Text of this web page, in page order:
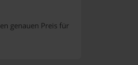
genauen Preis für